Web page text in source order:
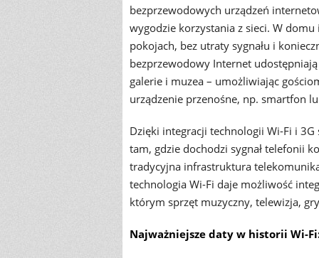
bezprzewodowych urządzeń
wygodzie korzystania z sieci. W
pokojach, bez utraty sygnału i
bezprzewodowy Internet
galerie i muzea – umożliwiając
urządzenie przenośne, np. smartfon
Dzięki integracji technologii Wi-Fi i 3G
tam, gdzie dochodzi sygnał telefonii
tradycyjna infrastruktura
technologia Wi-Fi daje możliwość
którym sprzęt muzyczny, telewizja,
Najważniejsze daty w historii Wi-